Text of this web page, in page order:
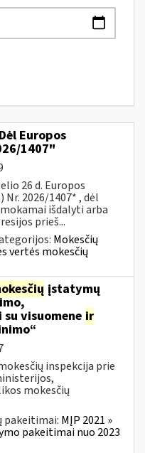
Europos
1407"
26 d. Europos
2026/1407* , dėl
išdalyti arba
prieš...
Mokesčių
vertės mokesčių
įstatymų
visuomene ir
inspekcija prie
mokesčių
pakeitimai: MĮP 2021 »
pakeitimai nuo 2023